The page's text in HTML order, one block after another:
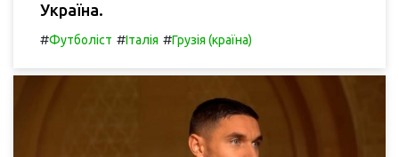
Україна.
#Футболіст #Італія #Грузія (країна)